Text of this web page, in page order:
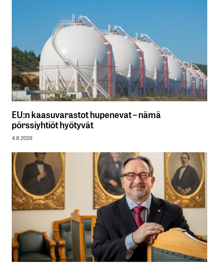
EU:n kaasuvarastot hupenevat – nämä
pörssiyhtiöt hyötyvät
4.8.2026